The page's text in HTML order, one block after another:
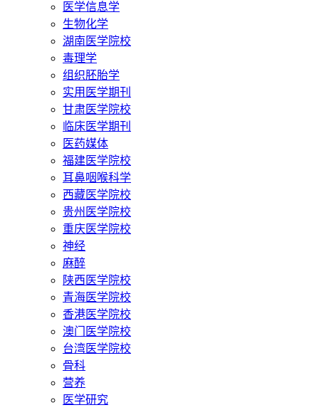
医学信息学
生物化学
湖南医学院校
毒理学
组织胚胎学
实用医学期刊
甘肃医学院校
临床医学期刊
医药媒体
福建医学院校
耳鼻咽喉科学
西藏医学院校
贵州医学院校
重庆医学院校
神经
麻醉
陕西医学院校
青海医学院校
香港医学院校
澳门医学院校
台湾医学院校
骨科
营养
医学研究